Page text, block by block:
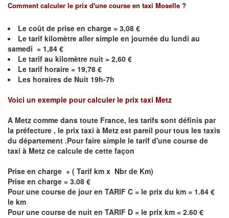
Comment calculer le prix d'une course en taxi Moselle ?
Le coût de prise en charge = 3,08 €
Le tarif kilomètre aller simple en journée du lundi au
samedi = 1,84 €
Le tarif au kilomètre nuit = 2,60 €
Le tarif horaire = 19,78 €
Les horaires de Nuit 19h-7h
Voici un exemple pour calculer le prix taxi Metz
A Metz comme dans toute France, les tarifs sont définis par
la préfecture , le prix taxi à Metz est pareil pour tous les taxis
du département .Pour faire simple le tarif d'une course de
taxi à Metz ce calcule de cette façon
Prise en charge + ( Tarif km x Nbr de Km)
Prise en charge = 3.08 €
Pour une course de jour en TARIF C = le prix du km = 1.84 €
le km
Pour une course de nuit en TARIF D = le prix km = 2.60 €